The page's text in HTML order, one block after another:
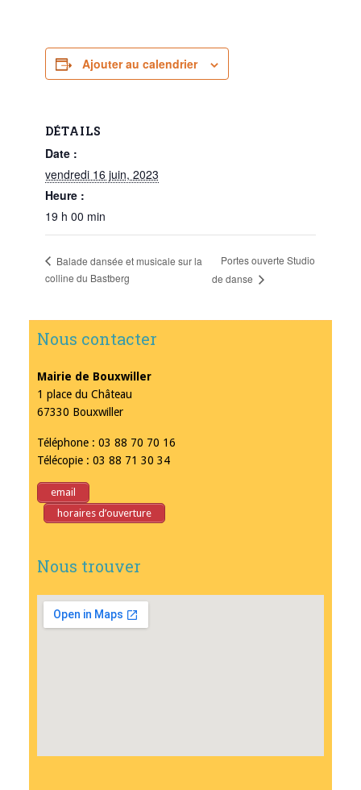
Ajouter au calendrier
DÉTAILS
Date :
vendredi 16 juin, 2023
Heure :
19 h 00 min
Balade dansée et musicale sur la
colline du Bastberg
Portes ouverte Studio
de danse
Nous contacter
Mairie de Bouxwiller
1 place du Château
67330 Bouxwiller
Téléphone : 03 88 70 70 16
Télécopie : 03 88 71 30 34
email
horaires d’ouverture
Nous trouver